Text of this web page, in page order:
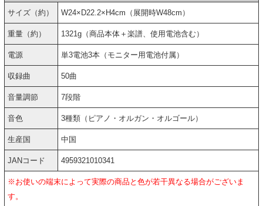
サイズ（約） W24×D22.2×H4cm（展開時W48cm）
重量（約） 1321g（商品本体＋楽譜、使用電池含む）
電源 単3電池3本（モニター用電池付属）
収録曲 50曲
音量調節 7段階
音色 3種類（ピアノ・オルガン・オルゴール）
生産国 中国
JANコード 4959321010341
※お使いの端末によって実際の商品と色が若干異なる場合がございま
す。